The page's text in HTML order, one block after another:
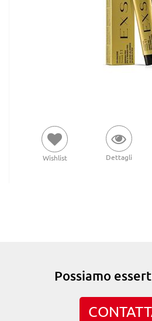
Wishlist Dettagli
Possiamo